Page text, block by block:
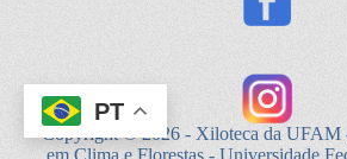
Copyright © 2026 - Xiloteca da UFAM
PT